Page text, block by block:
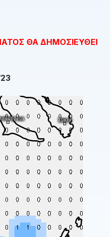
ΘΑ ΔΗΜΟΣΙΕΥΘΕΙ